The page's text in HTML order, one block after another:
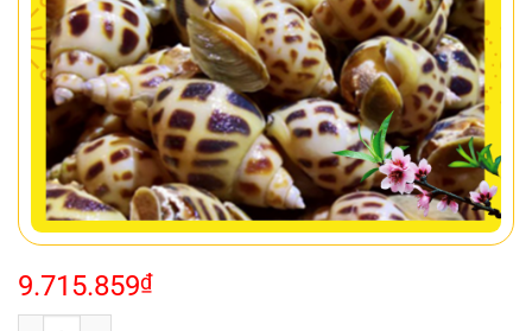
9.715.859₫